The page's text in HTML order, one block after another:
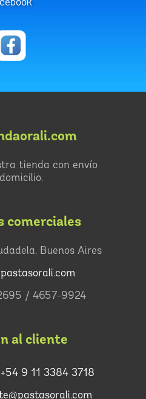
tienda con envío
comerciales
Buenos Aires
/ 4657-9924
al cliente
+54 9 11 3384 3718